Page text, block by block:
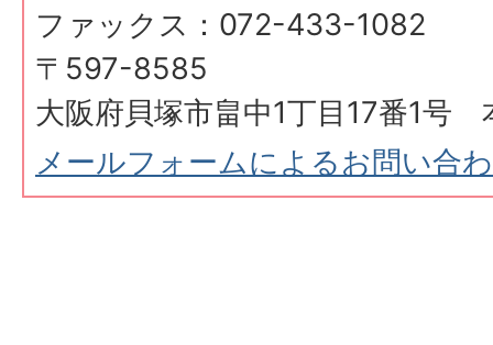
ファックス：072-433-1082
〒597-8585
大阪府貝塚市畠中1丁目17番1号
メールフォームによるお問い合